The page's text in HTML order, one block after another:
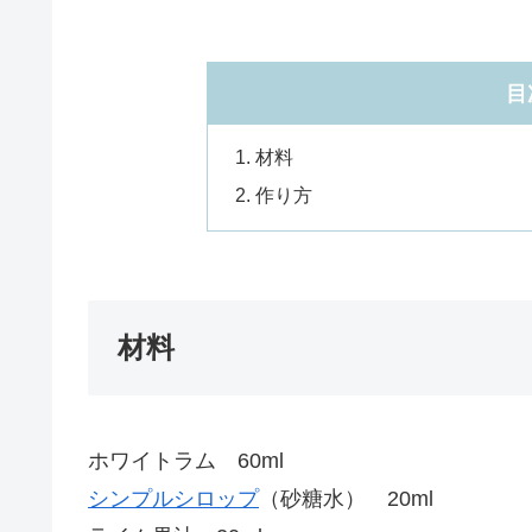
材料
作り方
材料
ホワイトラム 60ml
シンプルシロップ（砂糖水） 20ml